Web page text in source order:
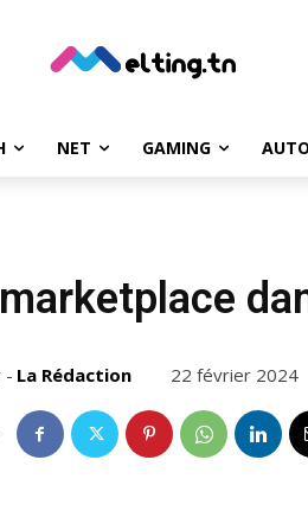
NET GAMING AUTO
- La Rédaction 22 février 2024